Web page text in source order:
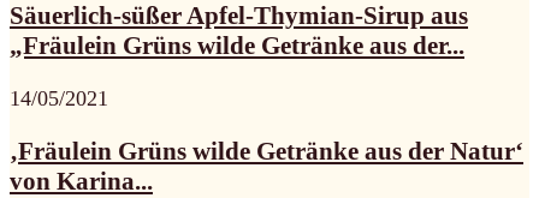
Säuerlich-süßer Apfel-Thymian-Sirup aus
„Fräulein Grüns wilde Getränke aus der...
14/05/2021
‚Fräulein Grüns wilde Getränke aus der Natur‘
von Karina...